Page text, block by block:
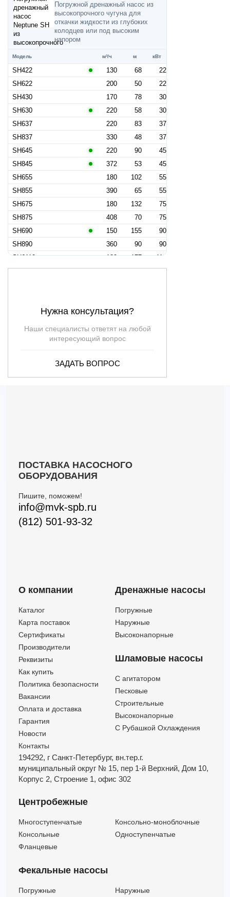
Погружной дренажный насос из
высокопрочного чугуна для
откачки жидкости из глубоких
колодцев или под высоким
напором
Модель м³/ч м кВт
SH422 130 68
22
SH622
200 50
22
SH430
170 78
30
SH630
220 58
30
SH637
220 83
37
SH837
330 48
37
SH645
220 90
45
SH845
372 53
45
SH655
180 102
55
SH855
390 65
55
SH675
180 132
75
SH875
408 70
75
SH690
150 155
90
SH890
360 90
90
SH6110
180 177
110
SH8110
390 107
110
Нужна консультация?
Наши специалисты ответят на любой
интересующий вопрос
ЗАДАТЬ ВОПРОС
ПОСТАВКА НАСОСНОГО
ОБОРУДОВАНИЯ
Пишите, поможем!
info@mvk-spb.ru
(812) 501-93-32
О компании
Каталог
Карта поставок
Сертификаты
Производители
Реквизиты
Как купить
Политика безопасности
Вакансии
Оплата и доставка
Гарантия
Новости
Контакты
Дренажные насосы
Погружные
Наружные
Высоконапорные
Шламовые насосы
C агитатором
Песковые
Строительные
Высоконапорные
С Рубашкой Охлаждения
194292, г Санкт-Петербург, вн.тер.г.
муниципальный округ № 15, пер 1-й Верхний, Дом 10,
Корпус 2, Строение 1, офис 302
Центробежные
Многоступенчатые
Консольно-моноблочные
Консольные
Одноступенчатые
Фланцевые
Фекальные насосы
Погружные Наружные